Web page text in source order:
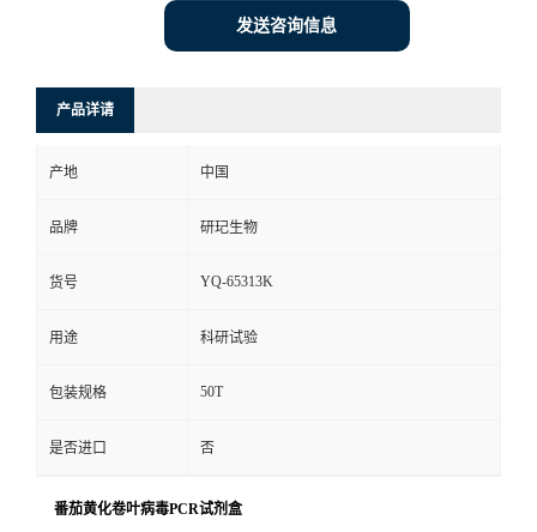
发送咨询信息
产品详请
产地 中国
品牌 研玘生物
货号 YQ-65313K
用途 科研试验
包装规格 50T
是否进口 否
番茄黄化卷叶病毒PCR试剂盒